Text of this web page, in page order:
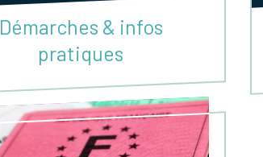
Démarches & infos
pratiques